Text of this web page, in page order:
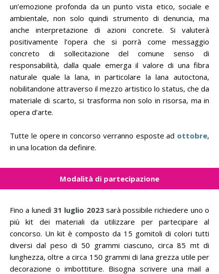
un’emozione profonda da un punto vista etico, sociale e
ambientale, non solo quindi strumento di denuncia, ma
anche interpretazione di azioni concrete. Si valuterà
positivamente l’opera che si porrà come messaggio
concreto di sollecitazione del comune senso di
responsabilità, dalla quale emerga il valore di una fibra
naturale quale la lana, in particolare la lana autoctona,
nobilitandone attraverso il mezzo artistico lo status, che da
materiale di scarto, si trasforma non solo in risorsa, ma in
opera d’arte.
Tutte le opere in concorso verranno esposte ad ottobre,
in una location da definire.
Modalità di partecipazione
Fino a lunedì 31 luglio 2023sarà possibile richiedere uno o
più kit dei materiali da utilizzare per partecipare al
concorso. Un kit è composto da 15 gomitoli di colori tutti
diversi dal peso di 50 grammi ciascuno, circa 85 mt di
lunghezza, oltre a circa 150 grammi di lana grezza utile per
decorazione o imbottiture. Bisogna scrivere una mail a